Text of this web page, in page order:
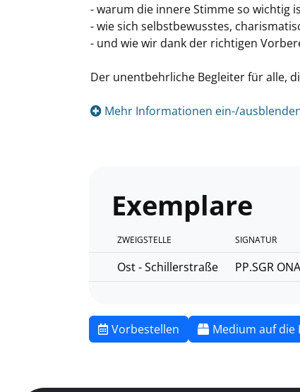
- warum die innere Stimme so wichtig
- wie sich selbstbewusstes,
- und wie wir dank der richtigen
Der unentbehrliche Begleiter für alle,
Mehr Informationen ein-/
Exemplare
ZWEIGSTELLE SIGNATUR
Ost - Schillerstraße PP.SGR ONA
Vorbestellen Medium auf die